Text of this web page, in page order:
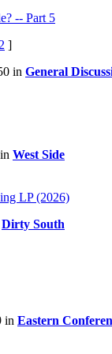
-- Part 5
]
in General
West Side
LP (2026)
Dirty South
in Eastern